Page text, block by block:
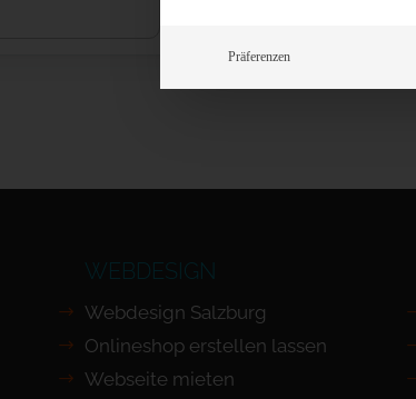
WEBDESIGN
Webdesign Salzburg
Onlineshop erstellen lassen
Webseite mieten
Präferenzen